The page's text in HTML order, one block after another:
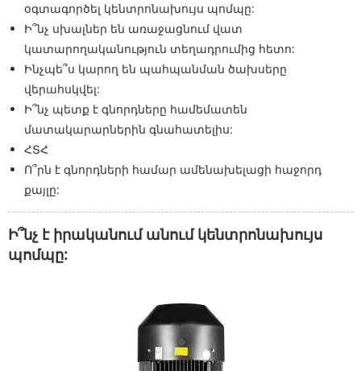
օգտագործել կենտրոնախույս պոմպը:
Ի՞նչ սխալներ են առաջացնում վատ
կատարողականություն տեղադրումից հետո:
Ինչպե՞ս կարող են պահպանման ծախսերը
վերահսկվել:
Ի՞նչ պետք է գնորդները համեմատեն
մատակարարներին գնահատելիս:
ՀՏՀ
Ո՞րն է գնորդների համար ամենախելացի հաջորդ
քայլը:
Ի՞նչ է իրականում անում կենտրոնախույս
պոմպը: